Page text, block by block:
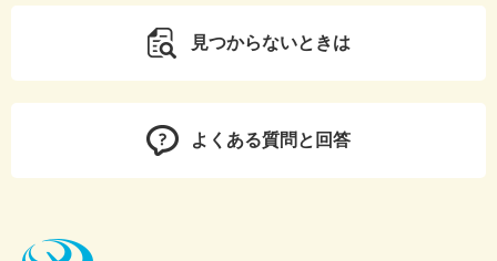
見つからないときは
よくある質問と回答